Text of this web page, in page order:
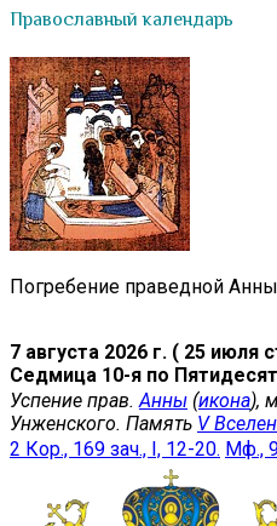
Православный календарь
Погребение праведной
7 августа 2026 г. ( 25 июля
Седмица 10-я по
Успение прав. Анны (икона),
Унженского. Память V
2 Кор., 169 зач., I, 12-20. Мф.,